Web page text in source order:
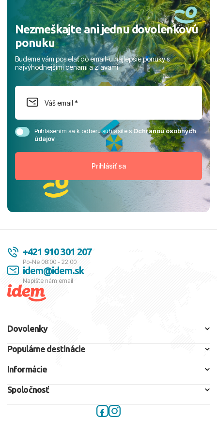
Nezmeškajte ani jednu dovolenkovú
ponuku
Budeme vám posielať do email-u najlepšie ponuky s
najvýhodnejšími cenami a zľavami
Prihlásením sa k odberu súhlasíte sOchranou osobných
údajov
+421 910 301 207
Po-Ne 08:00 - 22:00
idem@idem.sk
Napíšte nám email
Dovolenky
Populárne destinácie
Informácie
Spoločnosť